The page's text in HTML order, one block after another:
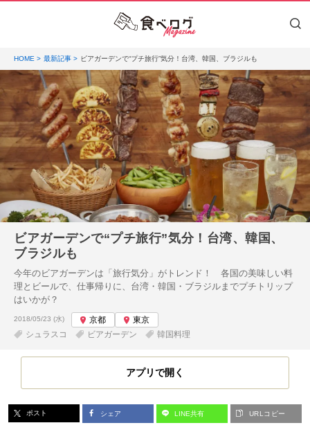
HOME 最新記事 ビアガーデンで“プチ旅行”気分！台湾、韓国、ブラジルも
ビアガーデンで“プチ旅行”気分！台湾、韓国、
ブラジルも
今年のビアガーデンは「旅行気分」がトレンド！ 各国の美味しい料
理とビールで、仕事帰りに、台湾・韓国・ブラジルまでプチトリップ
はいかが？
投稿日:
2018/05/23 (水) 京都
東京
シュラスコ
ビアガーデン 韓国料理
アプリで開く
ポスト シェア LINE共有 URLコピー